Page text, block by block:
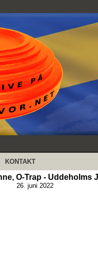
KONTAKT
O-Trap - Uddeholms
26. juni 2022